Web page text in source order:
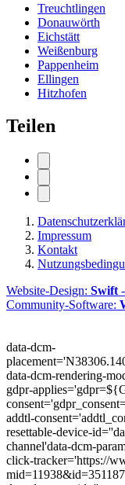
Treuchtlingen
Donauwörth
Eichstätt
Weißenburg
Pappenheim
Ellingen
Hitzhofen
Teilen
Impressum
Kontakt
Website-Design: Swift
Community-Software:
data-dcm-
data-dcm-rendering-
gdpr-
addtl-
resettable-device-id=''
channel'data-dcm-
click-tracker='https://